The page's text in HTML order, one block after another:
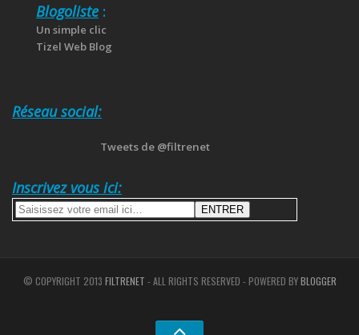
Blogoliste :
Un simple clic
Tizel Web Blog
Réseau social:
Tweets de @filtrenet
Inscrivez vous ici:
© COPYRIGHT 2013 FILTRENET - ALL RIGHTS RESERVED - POWERED BYBLOGGER